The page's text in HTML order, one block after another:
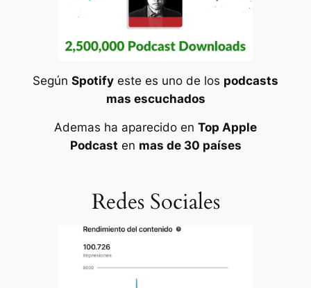
Según Spotify este es uno de los podcasts
mas escuchados
Ademas ha aparecido en Top Apple
Podcast en mas de 30 países
Redes Sociales